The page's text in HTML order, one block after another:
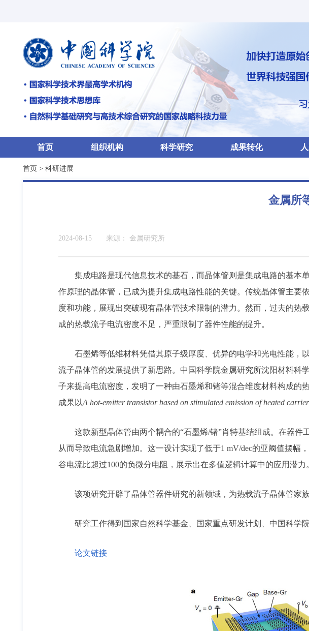
首页 组织机构 科学研究 成果转化
首页 > 科研进展
金属所
2024-08-15 来源： 金属研究所
集成电路是现代信息技术的基石，而晶体管则是集成电路的基本
作原理的晶体管，已成为提升集成电路性能的关键。传统晶体管主要
度和功能，展现出突破现有晶体管技术限制的潜力。然而，过去的
成的热载流子电流密度不足，严重限制了器件性能的提升。
石墨烯等低维材料凭借其原子级厚度、优异的电学和光电性能，
流子晶体管的发展提供了新思路。中国科学院金属研究所沈阳材料
子来提高电流密度，发明了一种由石墨烯和锗等混合维度材料构成的
成果以A hot-emitter transistor based on stimulated emission of heated
这款新型晶体管由两个耦合的“石墨烯/锗”肖特基结组成。在器
从而导致电流急剧增加。这一设计实现了低于1 mV/dec的亚阈值摆幅
谷电流比超过100的负微分电阻，展示出在多值逻辑计算中的应用潜力
该项研究开辟了晶体管器件研究的新领域，为热载流子晶体管家
研究工作得到国家自然科学基金、国家重点研发计划、中国科学
论文链接